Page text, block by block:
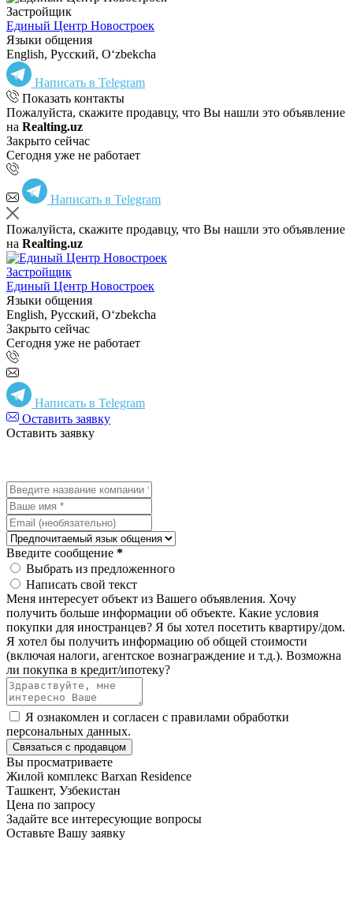
Застройщик
Единый Центр Новостроек
Языки общения
English, Русский, Oʻzbekcha
Написать в Telegram
Показать контакты
Пожалуйста, скажите продавцу, что Вы нашли это объявление
на Realting.uz
Закрыто сейчас
Сегодня уже не работает
Написать в Telegram
Пожалуйста, скажите продавцу, что Вы нашли это объявление
на Realting.uz
Застройщик
Единый Центр Новостроек
Языки общения
English, Русский, Oʻzbekcha
Закрыто сейчас
Сегодня уже не работает
Написать в Telegram
Оставить заявку
Оставить заявку
Введите сообщение *
Выбрать из предложенного
Написать свой текст
Меня интересует объект из Вашего объявления. Хочу
получить больше информации об объекте. Какие условия
покупки для иностранцев? Я бы хотел посетить квартиру/дом.
Я хотел бы получить информацию об общей стоимости
(включая налоги, агентское вознаграждение и т.д.). Возможна
ли покупка в кредит/ипотеку?
Я ознакомлен и согласен с правилами обработки
персональных данных.
Связаться с продавцом
Вы просматриваете
Жилой комплекс Barxan Residence
Ташкент, Узбекистан
Цена по запросу
Задайте все интересующие вопросы
Оставьте Вашу заявку